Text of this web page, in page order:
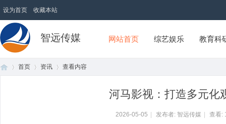
设为首页 收藏本站
智远传媒 网站首页 综艺娱乐 教育科
首页 资讯 查看内容
河马影视：打造多元化
2026-05-05 发布者: 智远传媒 查看: